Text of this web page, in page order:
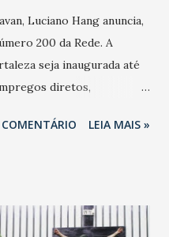
Luciano Hang anuncia,
200 da Rede. A
seja inaugurada até
diretos,
oficialmente, mas
LEIA MAIS »